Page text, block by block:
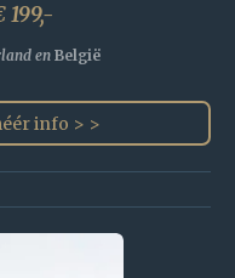
en België
info > >